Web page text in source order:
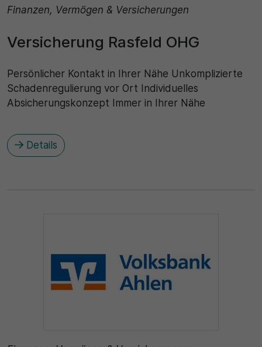
Finanzen, Vermögen & Versicherungen
Versicherung Rasfeld OHG
Persönlicher Kontakt in Ihrer Nähe Unkomplizierte
Schadenregulierung vor Ort Individuelles
Absicherungskonzept Immer in Ihrer Nähe
Details